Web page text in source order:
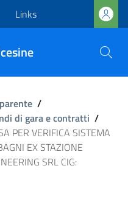
Links
/
di gara e contratti /
PER VERIFICA SISTEMA
EX STAZIONE
SRL CIG: